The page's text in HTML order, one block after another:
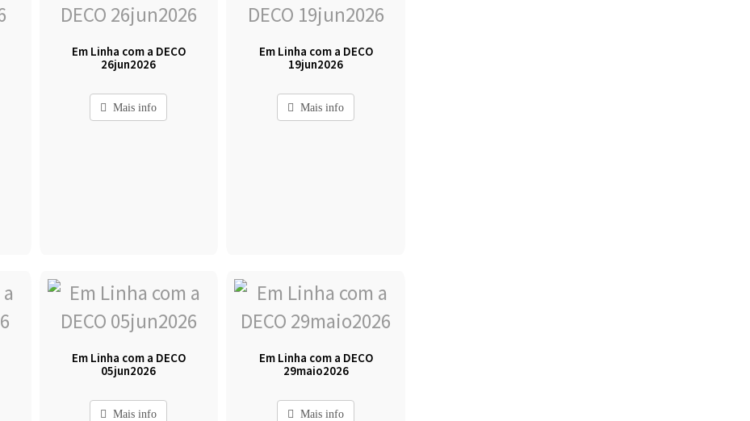
Em Linha com a DECO
26jun2026
Mais info
Em Linha com a DECO
19jun2026
Mais info
Em Linha com a DECO
05jun2026
Mais info
Em Linha com a DECO
29maio2026
Mais info